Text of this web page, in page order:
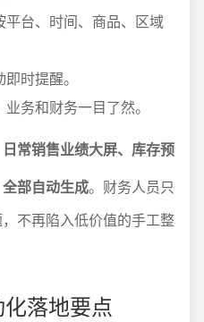
台、时间、商品、区域
时提醒。
务和财务一目了然。
常销售业绩大屏、库存预
部自动生成。财务人员只
不再陷入低价值的手工整
落地要点